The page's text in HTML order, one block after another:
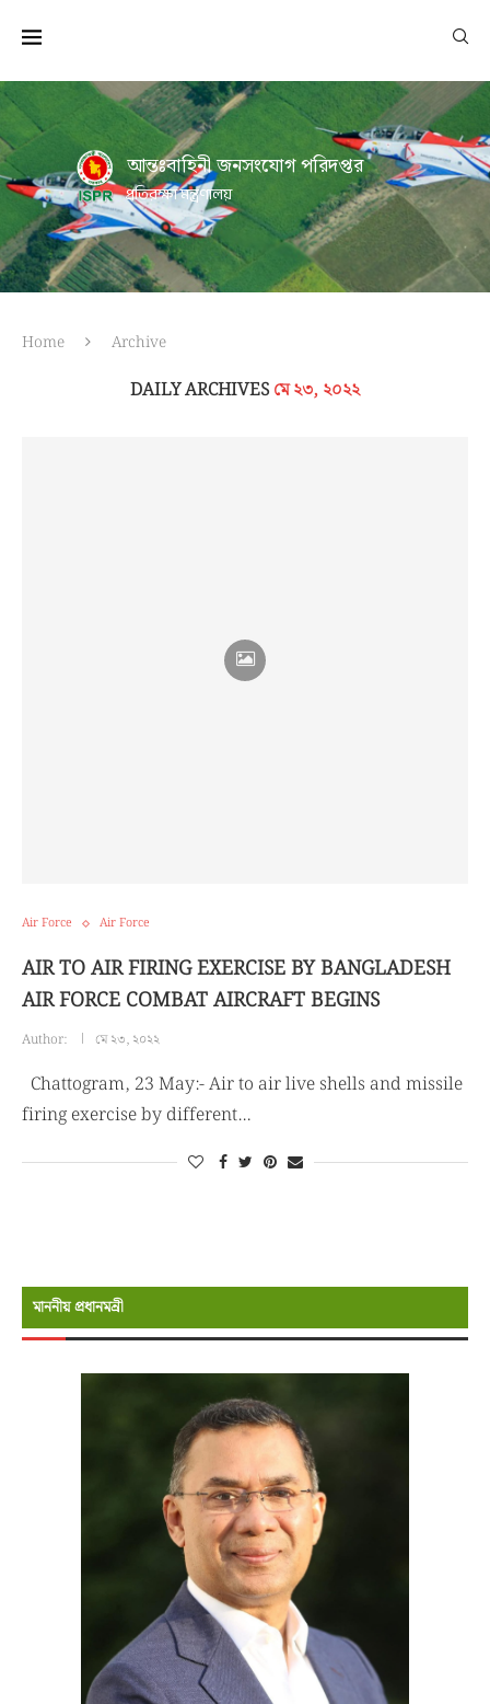
আন্তঃবাহিনী জনসংযোগ পরিদপ্তর
প্রতিরক্ষা মন্ত্রণালয়
Home Archive
DAILY ARCHIVES মে ২৩, ২০২২
Air Force Air Force
AIR TO AIR FIRING EXERCISE BY BANGLADESH
AIR FORCE COMBAT AIRCRAFT BEGINS
Author: মে ২৩, ২০২২
Chattogram, 23 May:- Air to air live shells and missile
firing exercise by different…
মাননীয় প্রধানমন্রী